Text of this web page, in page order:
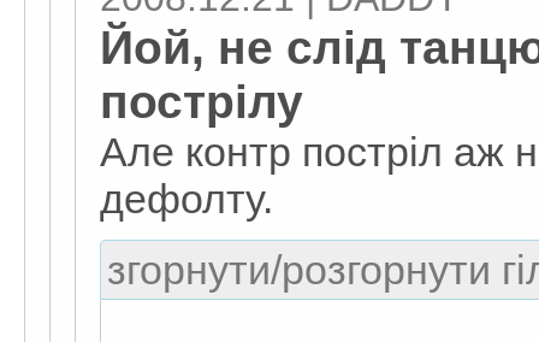
Йой, не слід
пострілу
Але контр постріл аж
дефолту.
згорнути/розгорнути